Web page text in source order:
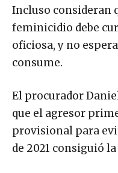
Incluso consideran
feminicidio debe
oficiosa, y no
consume.
El procurador
que el agresor
provisional para
de 2021 consiguió